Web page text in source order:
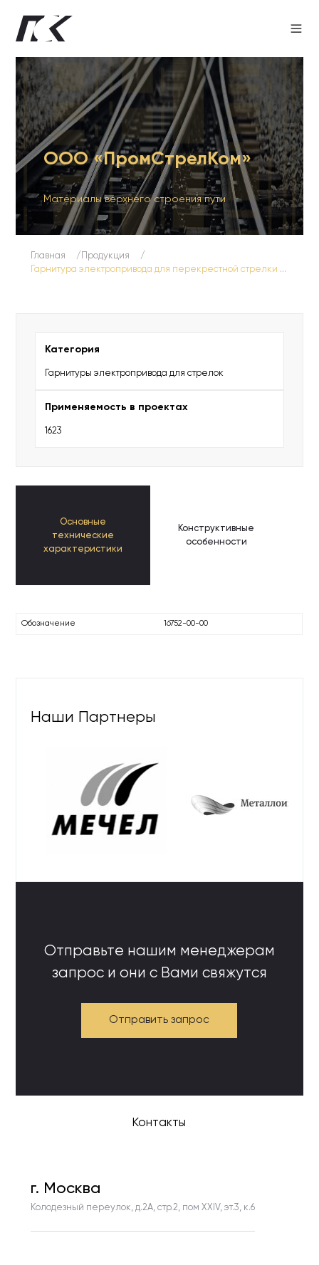
ООО «ПромСтрелКом»
Материалы верхнего строения пути
Главная
Продукция
Гарнитура электропривода для перекрестной стрелки типа Р50 марки 1/9
Категория
Гарнитуры электропривода для стрелок
Применяемость в проектах
1623
Основные
технические
характеристики
Конструктивные
особенности
Обозначение 16752-00-00
Наши Партнеры
Отправьте нашим менеджерам
запрос и они с Вами свяжутся
Отправить запрос
Контакты
г. Москва
Колодезный переулок, д.2А, стр.2, пом ХХIV, эт.3, к.6